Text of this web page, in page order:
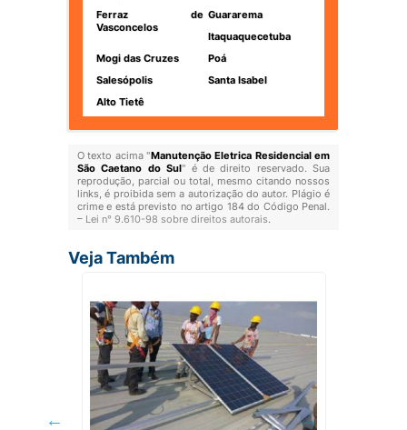
Ferraz de
Vasconcelos
Guararema
Itaquaquecetuba
Mogi das Cruzes
Poá
Salesópolis
Santa Isabel
Alto Tietê
O texto acima "Manutenção Eletrica Residencial em
São Caetano do Sul" é de direito reservado. Sua
reprodução, parcial ou total, mesmo citando nossos
links, é proibida sem a autorização do autor. Plágio é
crime e está previsto no artigo 184 do Código Penal.
– Lei n° 9.610-98 sobre direitos autorais.
Veja Também